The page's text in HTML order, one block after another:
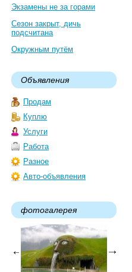
Экзамены не за горами
Сезон закрыт, дичь
подсчитана
Окружным путём
Объявления
Продам
Куплю
Услуги
Работа
Разное
Авто-объявления
фотогалерея